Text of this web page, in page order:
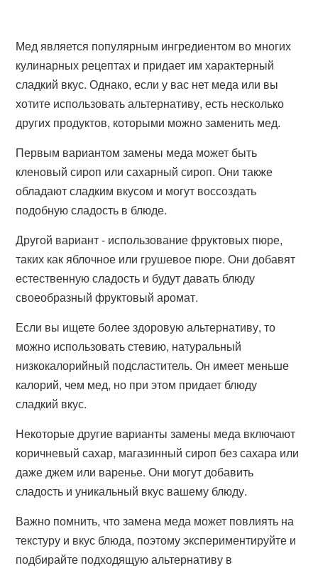
Мед является популярным ингредиентом во многих
кулинарных рецептах и придает им характерный
сладкий вкус. Однако, если у вас нет меда или вы
хотите использовать альтернативу, есть несколько
других продуктов, которыми можно заменить мед.
Первым вариантом замены меда может быть
кленовый сироп или сахарный сироп. Они также
обладают сладким вкусом и могут воссоздать
подобную сладость в блюде.
Другой вариант - использование фруктовых пюре,
таких как яблочное или грушевое пюре. Они добавят
естественную сладость и будут давать блюду
своеобразный фруктовый аромат.
Если вы ищете более здоровую альтернативу, то
можно использовать стевию, натуральный
низкокалорийный подсластитель. Он имеет меньше
калорий, чем мед, но при этом придает блюду
сладкий вкус.
Некоторые другие варианты замены меда включают
коричневый сахар, магазинный сироп без сахара или
даже джем или варенье. Они могут добавить
сладость и уникальный вкус вашему блюду.
Важно помнить, что замена меда может повлиять на
текстуру и вкус блюда, поэтому экспериментируйте и
подбирайте подходящую альтернативу в